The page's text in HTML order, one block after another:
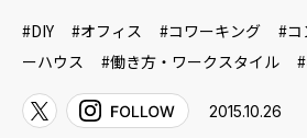
MAGAZINE
DIY オフィス コワーキング
ーハウス
働き方・ワークスタイル
2015.10.26